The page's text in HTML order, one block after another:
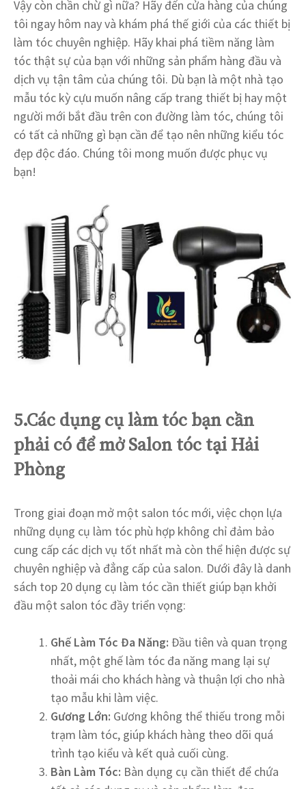
Vậy còn chần chừ gì nữa? Hãy đến cửa hàng của chúng
tôi ngay hôm nay và khám phá thế giới của các thiết bị
làm tóc chuyên nghiệp. Hãy khai phá tiềm năng làm
tóc thật sự của bạn với những sản phẩm hàng đầu và
dịch vụ tận tâm của chúng tôi. Dù bạn là một nhà tạo
mẫu tóc kỳ cựu muốn nâng cấp trang thiết bị hay một
người mới bắt đầu trên con đường làm tóc, chúng tôi
có tất cả những gì bạn cần để tạo nên những kiểu tóc
đẹp độc đáo. Chúng tôi mong muốn được phục vụ
bạn!
5.Các dụng cụ làm tóc bạn cần
phải có để mở Salon tóc tại Hải
Phòng
Trong giai đoạn mở một salon tóc mới, việc chọn lựa
những dụng cụ làm tóc phù hợp không chỉ đảm bảo
cung cấp các dịch vụ tốt nhất mà còn thể hiện được sự
chuyên nghiệp và đẳng cấp của salon. Dưới đây là danh
sách top 20 dụng cụ làm tóc cần thiết giúp bạn khởi
đầu một salon tóc đầy triển vọng:
Ghế Làm Tóc Đa Năng: Đầu tiên và quan trọng
nhất, một ghế làm tóc đa năng mang lại sự
thoải mái cho khách hàng và thuận lợi cho nhà
tạo mẫu khi làm việc.
Gương Lớn: Gương không thể thiếu trong mỗi
trạm làm tóc, giúp khách hàng theo dõi quá
trình tạo kiểu và kết quả cuối cùng.
Bàn Làm Tóc: Bàn dụng cụ cần thiết để chứa